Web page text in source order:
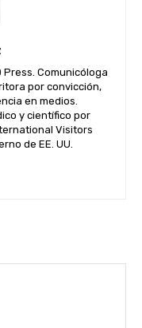
Comunicóloga
por convicción,
en medios.
y científico por
Visitors
de EE. UU.